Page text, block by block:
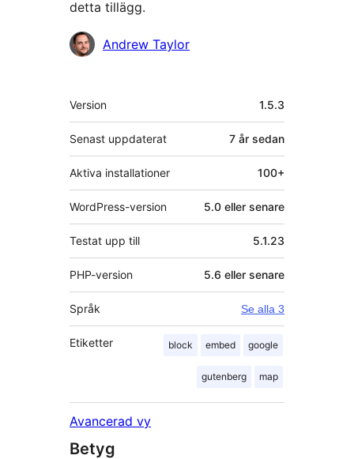
detta tillägg.
BidragandeAndrew Taylor
Meta
Version 1.5.3
Senast uppdaterat 7 år sedan
Aktiva installationer 100+
WordPress-version 5.0 eller senare
Testat upp till 5.1.23
PHP-version 5.6 eller senare
Språk Se alla 3
Etiketter block embed google
gutenberg map
Avancerad vy
Betyg